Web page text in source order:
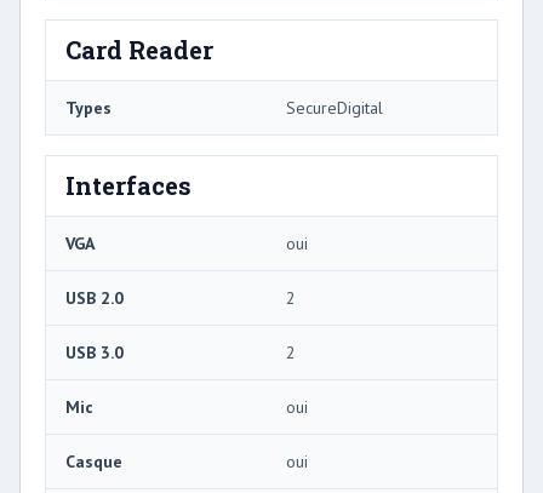
Card Reader
Types SecureDigital
Interfaces
VGA oui
USB 2.0 2
USB 3.0 2
Mic oui
Casque oui